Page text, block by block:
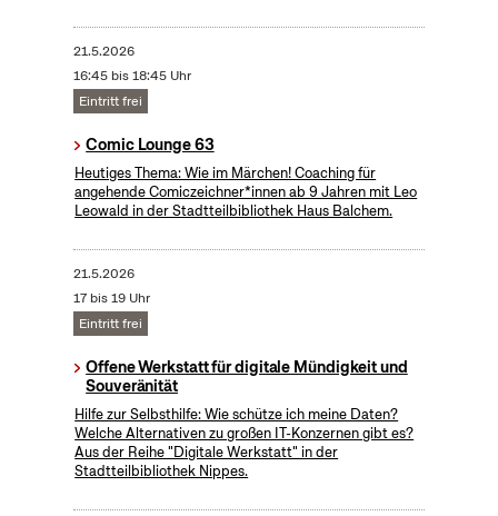
21.5.2026
16:45 bis 18:45 Uhr
Eintritt frei
Comic Lounge 63
Heutiges Thema: Wie im Märchen! Coaching für
angehende Comiczeichner*innen ab 9 Jahren mit Leo
Leowald in der Stadtteilbibliothek Haus Balchem.
21.5.2026
17 bis 19 Uhr
Eintritt frei
Offene Werkstatt für digitale Mündigkeit und
Souveränität
Hilfe zur Selbsthilfe: Wie schütze ich meine Daten?
Welche Alternativen zu großen IT-Konzernen gibt es?
Aus der Reihe "Digitale Werkstatt" in der
Stadtteilbibliothek Nippes.